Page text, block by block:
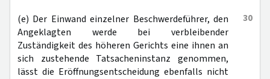
30
(e) Der Einwand einzelner Beschwerdeführer, den
Angeklagten werde bei verbleibender
Zuständigkeit des höheren Gerichts eine ihnen an
sich zustehende Tatsacheninstanz genommen,
lässt die Eröffnungsentscheidung ebenfalls nicht